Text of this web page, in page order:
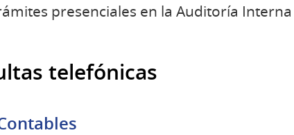
presenciales en la Auditoría
telefónicas